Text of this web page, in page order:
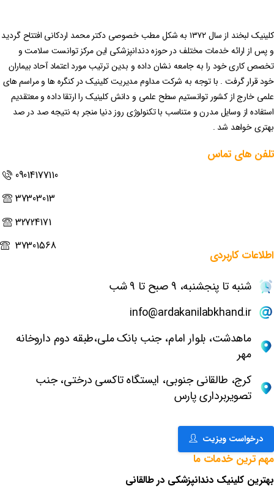
کلینیک لبخند از سال ۱۳۷۲ به شکل مطب خصوصی دکتر محمد اردکانی افتتاح گردید
و پس از ارائه خدمات مختلف در حوزه دندانپزشکی این مرکز توانست سلامت و
تخصص کاری خود را به جامعه نشان داده و بدین ترتیب مورد اعتماد آحاد بیماران
خود قرار گرفت . با توجه به شرکت مداوم مدیریت کلینیک در کنگره ها و مراسم های
علمی خارج از کشور توانستیم سطح علمی و دانش کلینیک را ارتقا داده و معتقدیم
استفاده از وسایل مدرن و متناسب با تکنولوژی روز دنیا منجر به نتیجه صد در صد
بهتری خواهد شد .
تلفن های تماس
09014177110
37303013
32724171
37301568
اطلاعات کاربردی
شنبه تا پنجشنبه، 9 صبح تا 9 شب
info@ardakanilabkhand.ir
ماهدشت، بلوار امام، جنب بانک ملی،طبقه دوم داروخانه
مهر
کرج، طالقانی جنوبی، ایستگاه تاکسی درختی، جنب
تصویربرداری پارس
درخواست ویزیت
مهم ترین خدمات ما
بهترین کلینیک دندانپزشکی در طالقانی